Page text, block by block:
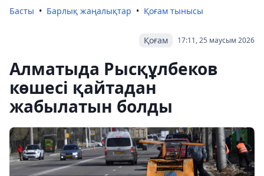
Басты Барлық жаңалықтар Қоғам тынысы
17:11, 25 маусым 2026
Қоғам
Алматыда Рысқұлбеков
көшесі қайтадан
жабылатын болды